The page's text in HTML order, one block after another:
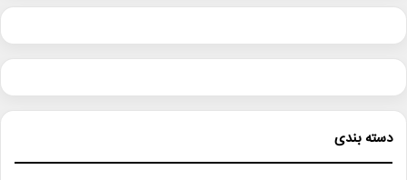
دسته بندی